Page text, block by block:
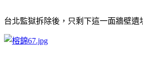
台北監獄拆除後，只剩下這一面牆壁遺